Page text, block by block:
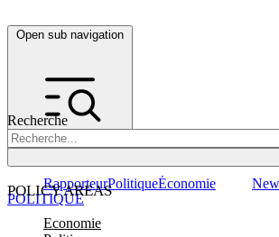
Open sub navigation
Recherche
POLICY AREAS
Economie
RapporteurPolitiqueÉconomie
POLITIQUE